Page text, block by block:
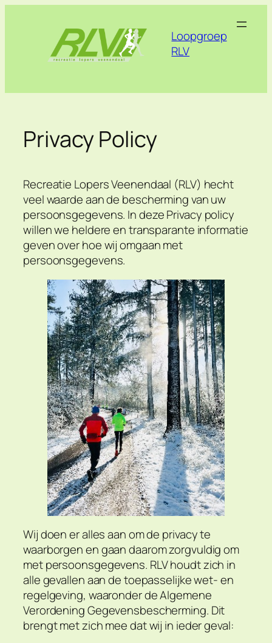
Loopgroep
RLV
Privacy Policy
Recreatie Lopers Veenendaal (RLV) hecht
veel waarde aan de bescherming van uw
persoonsgegevens. In deze Privacy policy
willen we heldere en transparante informatie
geven over hoe wij omgaan met
persoonsgegevens.
Wij doen er alles aan om de privacy te
waarborgen en gaan daarom zorgvuldig om
met persoonsgegevens. RLV houdt zich in
alle gevallen aan de toepasselijke wet- en
regelgeving, waaronder de Algemene
Verordening Gegevensbescherming. Dit
brengt met zich mee dat wij in ieder geval: